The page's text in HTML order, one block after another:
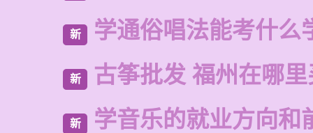
新 学通俗唱法能考什么
新 古筝批发 福州在哪
新 学音乐的就业方向和